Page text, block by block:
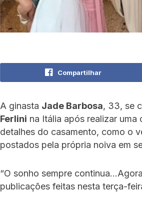
Compartilhar
A ginasta Jade Barbosa, 33, se
Ferlini na Itália após realizar uma
detalhes do casamento, como o
postados pela própria noiva em
“O sonho sempre
publicações feitas nesta terça-